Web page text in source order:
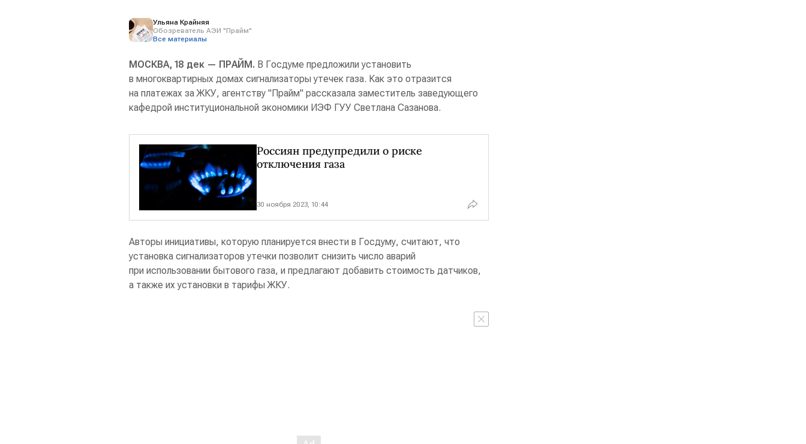
Ульяна Крайняя
Обозреватель АЭИ "Прайм"
Все материалы
МОСКВА, 18 дек — ПРАЙМ. В Госдуме предложили установить
в многоквартирных домах сигнализаторы утечек газа. Как это отразится
на платежах за ЖКУ, агентству "Прайм" рассказала заместитель заведующего
кафедрой институциональной экономики ИЭФ ГУУ Светлана Сазанова.
Россиян предупредили о риске
отключения газа
30 ноября 2023, 10:44
Авторы инициативы, которую планируется внести в Госдуму, считают, что
установка сигнализаторов утечки позволит снизить число аварий
при использовании бытового газа, и предлагают добавить стоимость датчиков,
а также их установки в тарифы ЖКУ.